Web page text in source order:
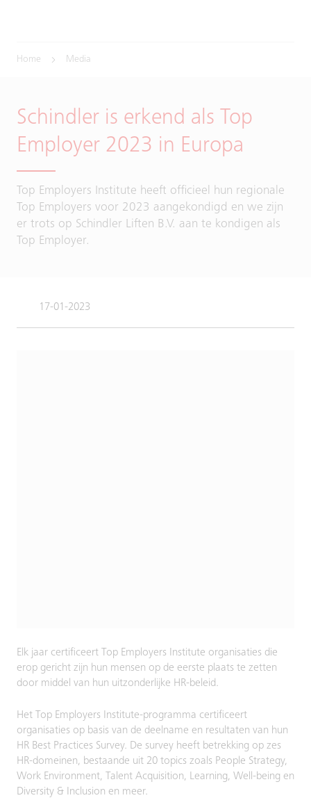
Home Media
Schindler is erkend als Top
Employer 2023 in Europa
Top Employers Institute heeft officieel hun regionale
Top Employers voor 2023 aangekondigd en we zijn
er trots op Schindler Liften B.V. aan te kondigen als
Top Employer.
17-01-2023
Elk jaar certificeert Top Employers Institute organisaties die
erop gericht zijn hun mensen op de eerste plaats te zetten
door middel van hun uitzonderlijke HR-beleid.
Het Top Employers Institute-programma certificeert
organisaties op basis van de deelname en resultaten van hun
HR Best Practices Survey. De survey heeft betrekking op zes
HR-domeinen, bestaande uit 20 topics zoals People Strategy,
Work Environment, Talent Acquisition, Learning, Well-being en
Diversity & Inclusion en meer.